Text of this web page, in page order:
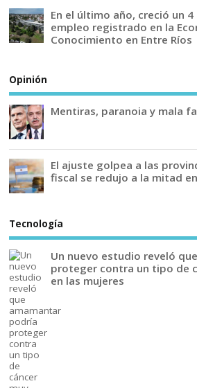
En el último año, creció un
empleo registrado en la
Conocimiento en Entre Ríos
Opinión
Mentiras, paranoia y mala
El ajuste golpea a las
fiscal se redujo a la mitad
Tecnología
Un nuevo estudio reveló
proteger contra un tipo de
en las mujeres